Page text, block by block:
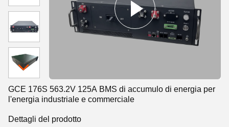
GCE 176S 563.2V 125A BMS di accumulo di energia per
l'energia industriale e commerciale
Dettagli del prodotto